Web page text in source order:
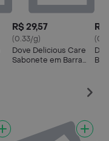
R$ 29,57
(0.33/g)
Dove Delicious Care
Sabonete em Barra
R$